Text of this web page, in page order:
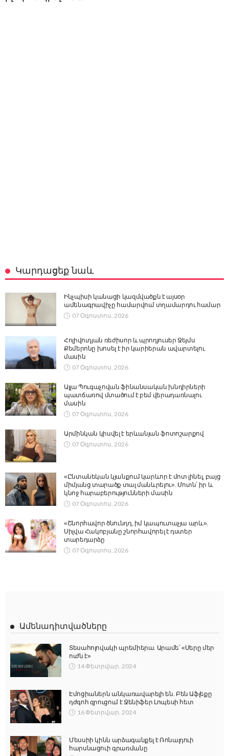
Կարդացեք նաև
Ինչպիսի կանացի կազմվածքն է այսօր
ամենագրավիչը համարվում տղամարդու համար
07 Օգոստոս, 2026
Հոլիվուդյան ռեժիսոր և պրոդյուսեր Ջեյմս
Քեմերոնը խոսել է իր կարիերան ավարտելու
մասին
07 Օգոստոս, 2026
Ալլա Պուգաչովան ֆինանսական խնդիրների
պատճառով մտածում է բեմ վերադառնալու
մասին
07 Օգոստոս, 2026
Արմինկան կիսվել է երևանյան ֆոտոշարքով
07 Օգոստոս, 2026
«Ընտանեկան կյանքում կարևոր է մոտ լինել, բայց
միմյանց տարածք տալ մանևրելու». Մոտն՝ իր և
կնոջ հարաբերությունների մասին
07 Օգոստոս, 2026
«Շնորհավոր ծնունդդ, իմ կապուտաչյա արև».
Սիլվա Հակոբյանը շնորհավորել է դստեր
տարեդարձը
07 Օգոստոս, 2026
Ամենադիտվածները
Տեսահոլովակի պրեմիերա. Արամե՝ «Սերը մեր
ուժն է»
14 Փետրվար, 2024
Էմոցիաներն անկառավարելի են. Բեն Աֆլեքը
դժգոհ զրուցում է Ջենիֆեր Լոպեսի հետ
16 Փետրվար, 2024
Մեսսիի կինն արձագանքել է Ռոնալդուի
հարսնացուի գրառմանը